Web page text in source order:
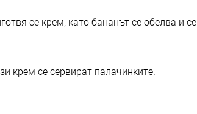
се крем, като бананът се обелва и се
крем се сервират палачинките.